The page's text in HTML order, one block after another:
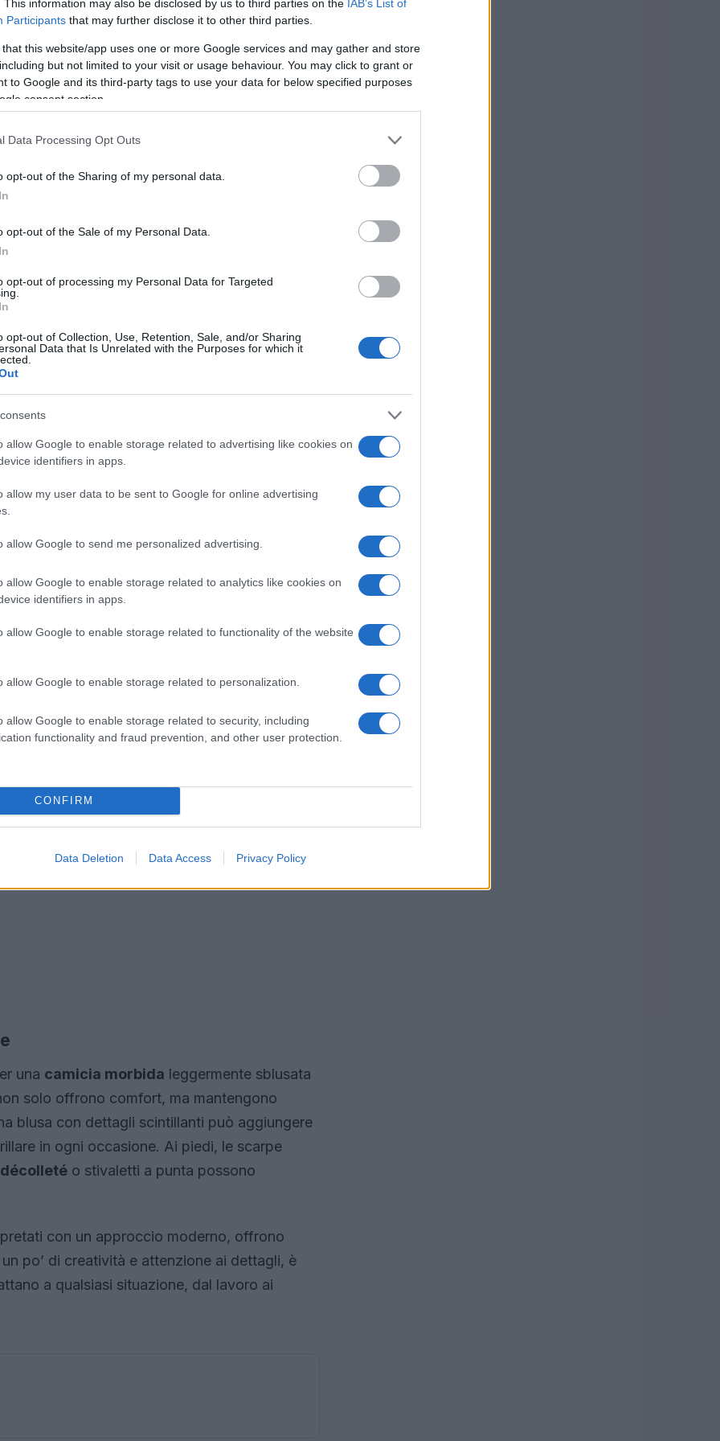
This information may also be disclosed by us to third parties on the IAB’s List of
Participants that may further disclose it to other third parties.
that this website/app uses one or more Google services and may gather and store
but not limited to your visit or usage behaviour. You may click to grant or
to Google and its third-party tags to use your data for below specified purposes
consent section.
Data Processing Opt Outs
opt-out of the Sharing of my personal data.
opt-out of the Sale of my Personal Data.
opt-out of processing my Personal Data for Targeted
opt-out of Collection, Use, Retention, Sale, and/or Sharing
Data that Is Unrelated with the Purposes for which it
allow Google to enable storage related to advertising like cookies on
identifiers in apps.
allow my user data to be sent to Google for online advertising
allow Google to send me personalized advertising.
allow Google to enable storage related to analytics like cookies on
identifiers in apps.
allow Google to enable storage related to functionality of the website
allow Google to enable storage related to personalization.
allow Google to enable storage related to security, including
functionality and fraud prevention, and other user protection.
CONFIRM
Data Deletion Data Access Privacy Policy
una serie di tendenze, e i pantaloni a vita
capi, un tempo considerati audaci e
adattarsi a un contesto moderno.
I pantaloni a vita bassa di oggi non sono
si integrano perfettamente in outfit eleganti e
top minimal, questi pantaloni possono
a una serata di gala.
eleganti a vita bassa
a vita bassa risiede negli
creato scegliendo capi che equilibrano le
esempio, una maglia a coste infilata nei
creando un effetto allungante.
una camicia morbida leggermente sblusata
solo offrono comfort, ma mantengono
blusa con dettagli scintillanti può aggiungere
in ogni occasione. Ai piedi, le scarpe
décolleté o stivaletti a punta possono
con un approccio moderno, offrono
po’ di creatività e attenzione ai dettagli, è
a qualsiasi situazione, dal lavoro ai